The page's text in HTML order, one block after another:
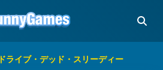
ドライブ・デッド・スリーディー